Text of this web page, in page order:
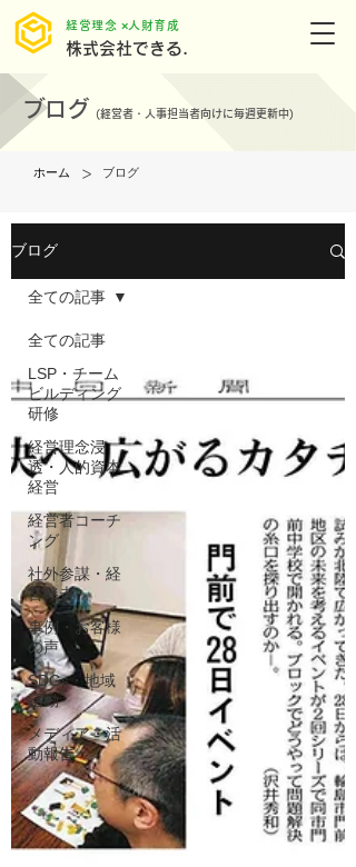
株式会社できる.
​経営理念 ×人財育成
ブログ (経営者・人事担当者向けに毎週更新中)
ホーム > ブログ
ブログ
全ての記事
LSP・チーム
ビルディング
研修
経営理念浸
透・人的資本
経営
経営者コーチ
ング
社外参謀・経
営伴走
事例・お客様
の声
SDGs・地域
活動
メディア・活
動報告
全ての記事